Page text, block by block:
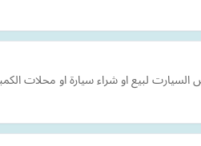
لبيع او شراء سيارة او محلات